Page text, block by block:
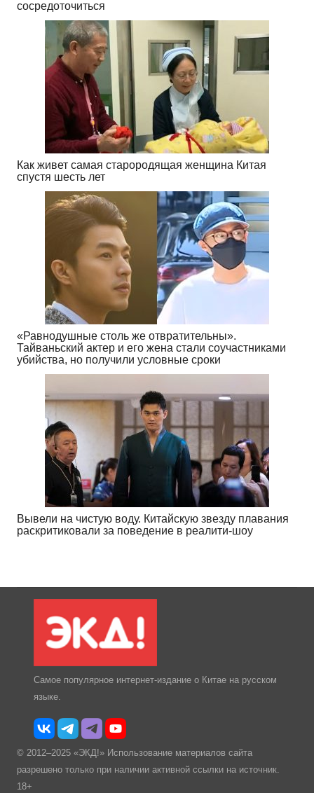
сосредоточиться
Как живет самая старородящая женщина Китая
спустя шесть лет
«Равнодушные столь же отвратительны».
Тайваньский актер и его жена стали соучастниками
убийства, но получили условные сроки
Вывели на чистую воду. Китайскую звезду плавания
раскритиковали за поведение в реалити-шоу
Самое популярное интернет-издание о Китае на русском
языке.
© 2012–2025 «ЭКД!» Использование материалов сайта
разрешено только при наличии активной ссылки на источник.
18+